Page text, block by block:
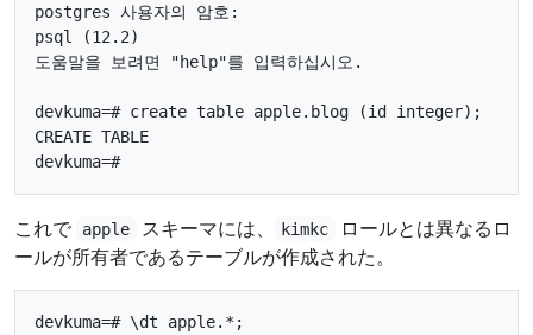
postgres 사용자의 암호:
psql (12.2)
도움말을 보려면 "help"를 입력하십시오.
devkuma=# create table apple.blog (id integer);
CREATE TABLE
これで apple スキーマには、 kimkc
ロールとは異なるロ
ールが所有者であるテーブルが作成された。
devkuma=# \dt apple.*;